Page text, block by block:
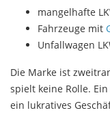
mangelhafte
Fahrzeuge mit
Unfallwagen
Die Marke ist
spielt keine Rolle. Ein
ein lukratives